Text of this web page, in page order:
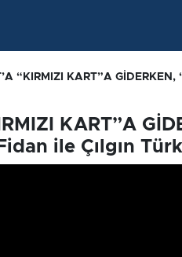
“KIRMIZI KART”A
KART”A
ile Çılgın